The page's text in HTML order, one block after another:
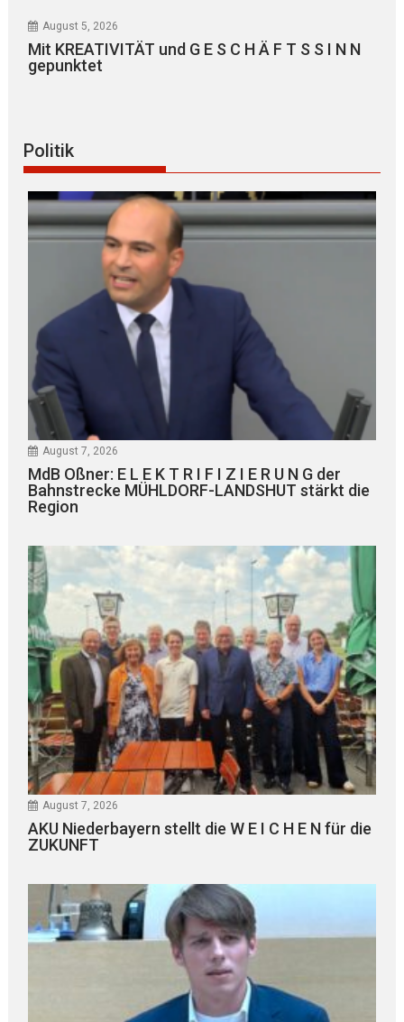
August 5, 2026
Mit KREATIVITÄT und G E S C H Ä F T S S I N N
gepunktet
Politik
August 7, 2026
MdB Oßner: E L E K T R I F I Z I E R U N G der
Bahnstrecke MÜHLDORF-LANDSHUT stärkt die
Region
August 7, 2026
AKU Niederbayern stellt die W E I C H E N für die
ZUKUNFT